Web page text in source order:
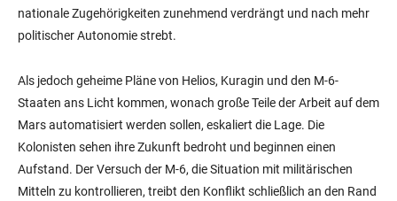
nationale Zugehörigkeiten zunehmend verdrängt und nach mehr
politischer Autonomie strebt.
Als jedoch geheime Pläne von Helios, Kuragin und den M-6-
Staaten ans Licht kommen, wonach große Teile der Arbeit auf dem
Mars automatisiert werden sollen, eskaliert die Lage. Die
Kolonisten sehen ihre Zukunft bedroht und beginnen einen
Aufstand. Der Versuch der M-6, die Situation mit militärischen
Mitteln zu kontrollieren, treibt den Konflikt schließlich an den Rand